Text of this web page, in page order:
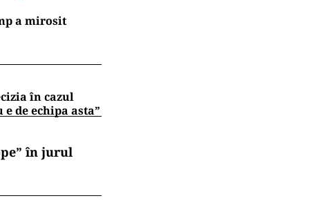
a mirosit
în cazul
de echipa asta”
în jurul